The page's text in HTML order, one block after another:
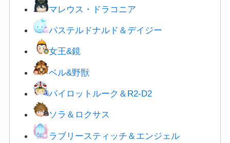
パステルドナルド＆デイジー
女王&鏡
ベル&野獣
パイロットルーク＆R2-D2
ソラ＆ロクサス
ラブリースティッチ＆エンジェル
スケアリードレスマレウス